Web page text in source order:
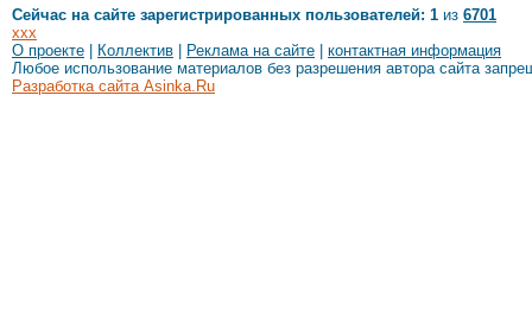
Сейчас на сайте зарегистрированных пользователей: 1 из 6701
xxx
О проекте
Коллектив Реклама на сайте
контактная информация
Любое использование материалов без разрешения автора сайта
Разработка сайта Asinka.Ru